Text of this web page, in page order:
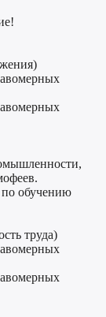
обучению
труда)